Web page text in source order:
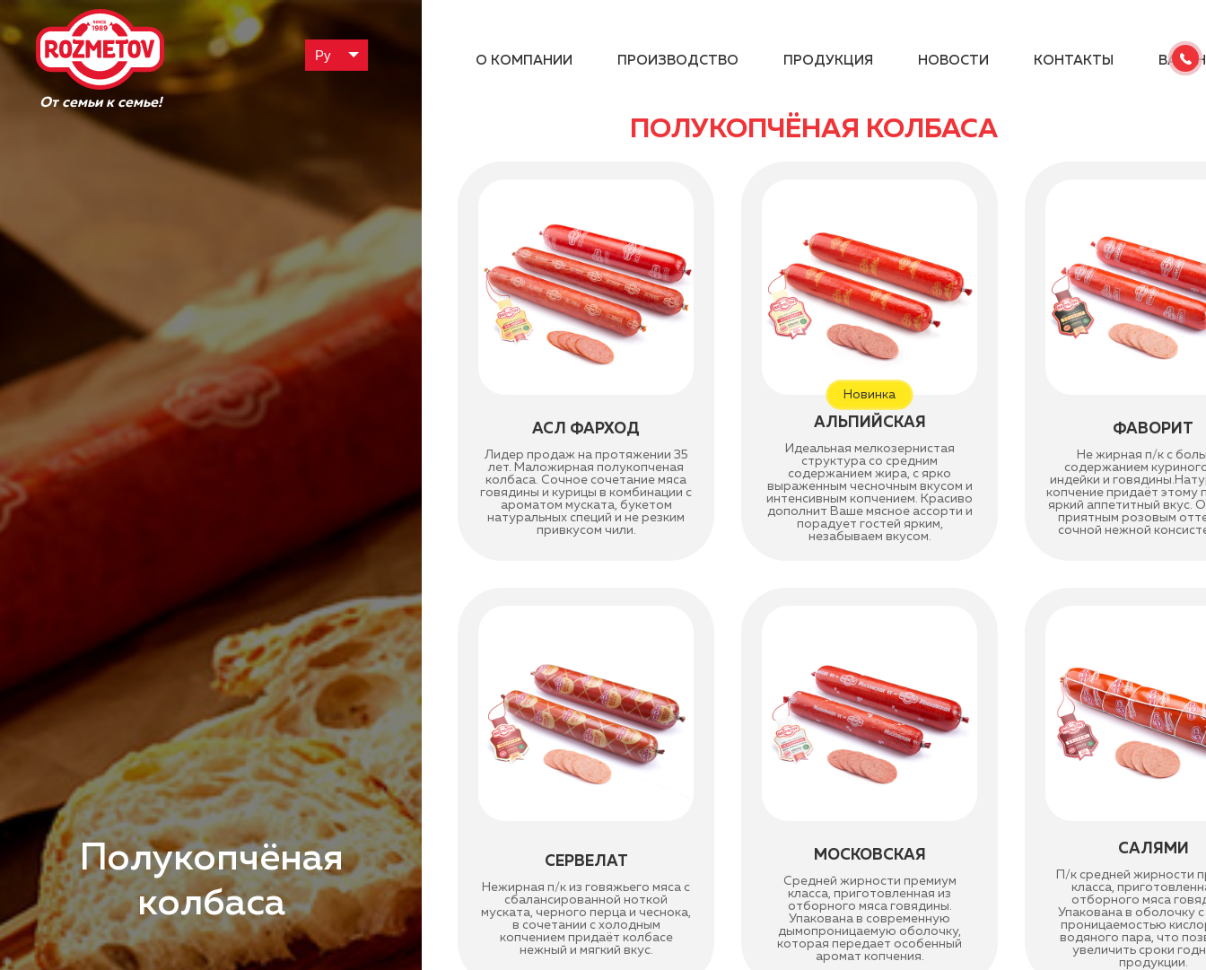
От семьи к семье!
Ру О КОМПАНИИ ПРОИЗВОДСТВО ПРОДУКЦИЯ НОВОСТИ КОНТАКТЫ
Полукопчёная
колбаса
ПОЛУКОПЧЁНАЯ КОЛБАСА
АСЛ ФАРХОД
Лидер продаж на протяжении 35
лет. Маложирная полукопченая
колбаса. Сочное сочетание мяса
говядины и курицы в комбинации с
ароматом муската, букетом
натуральных специй и не резким
привкусом чили.
Новинка
АЛЬПИЙСКАЯ
Идеальная мелкозернистая
структура со средним
содержанием жира, с ярко
выраженным чесночным вкусом и
интенсивным копчением. Красиво
дополнит Ваше мясное ассорти и
порадует гостей ярким,
незабываем вкусом.
ФАВОРИТ
Не жирная п/к с
содержанием
индейки и
копчение придаёт этому
яркий аппетитный вкус.
приятным розовым
сочной нежной
СЕРВЕЛАТ
Нежирная п/к из говяжьего мяса с
сбалансированной ноткой
муската, черного перца и чеснока,
в сочетании с холодным
копчением придаёт колбасе
нежный и мягкий вкус.
МОСКОВСКАЯ
Средней жирности премиум
класса, приготовленная из
отборного мяса говядины.
Упакована в современную
дымопроницаемую оболочку,
которая передает особенный
аромат копчения.
САЛЯМИ
П/к средней жирности
класса,
отборного мяса
Упакована в оболочку с
проницаемостью
водяного пара, что
увеличить сроки
продукции.